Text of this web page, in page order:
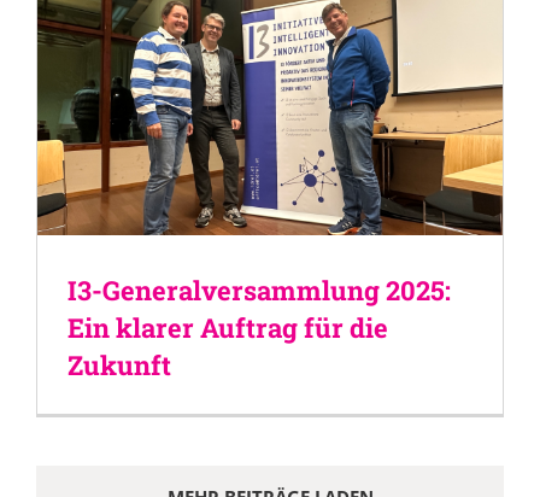
I3-Generalversammlung 2025:
Ein klarer Auftrag für die
Zukunft